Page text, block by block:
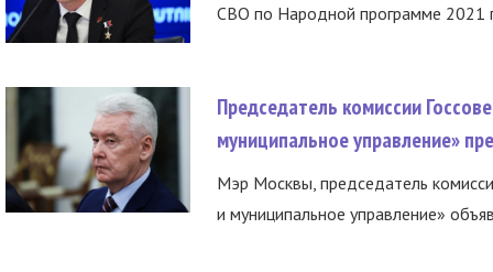
СВО по Народной программе 2021
Председатель комиссии
муниципальное управление»
Мэр Москвы, председатель
и муниципальное управление»